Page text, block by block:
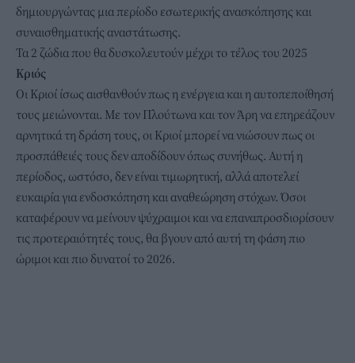
δημιουργώντας μια περίοδο εσωτερικής ανασκόπησης και
συναισθηματικής αναστάτωσης.
Τα 2 ζώδια που θα δυσκολευτούν μέχρι το τέλος του 2025
Κριός
Οι Κριοί ίσως αισθανθούν πως η ενέργεια και η αυτοπεποίθησή
τους μειώνονται. Με τον Πλούτωνα και τον Άρη να επηρεάζουν
αρνητικά τη δράση τους, οι Κριοί μπορεί να νιώσουν πως οι
προσπάθειές τους δεν αποδίδουν όπως συνήθως. Αυτή η
περίοδος, ωστόσο, δεν είναι τιμωρητική, αλλά αποτελεί
ευκαιρία για ενδοσκόπηση και αναθεώρηση στόχων. Όσοι
καταφέρουν να μείνουν ψύχραιμοι και να επαναπροσδιορίσουν
τις προτεραιότητές τους, θα βγουν από αυτή τη φάση πιο
ώριμοι και πιο δυνατοί το 2026.